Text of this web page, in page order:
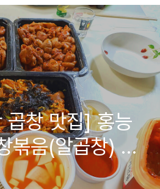
곱창 맛집] 홍능
볶음(알곱창) 먹